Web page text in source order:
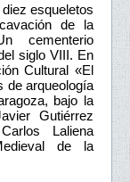
esqueletos
de la
cementerio
siglo VIII. En
Cultural «El
de arqueología
bajo la
Gutiérrez
Laliena
de la